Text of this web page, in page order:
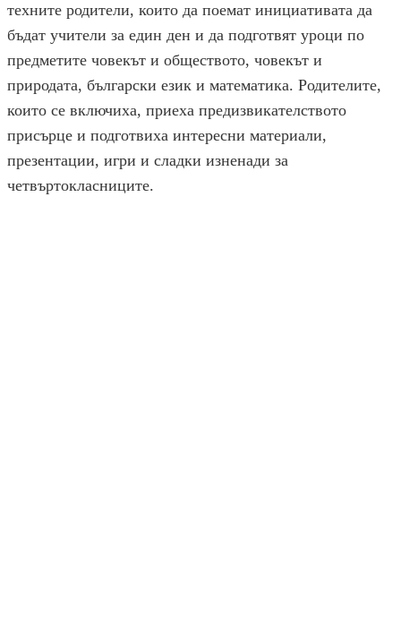
техните родители, които да поемат инициативата да
бъдат учители за един ден и да подготвят уроци по
предметите човекът и обществото, човекът и
природата, български език и математика. Родителите,
които се включиха, приеха предизвикателството
присърце и подготвиха интересни материали,
презентации, игри и сладки изненади за
четвъртокласниците.